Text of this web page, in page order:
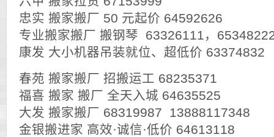
忠实 搬家搬厂 50 元起价 64592626
专业搬家搬厂 搬钢琴 63326111，
康发 大小机器吊装就位、超低价 63374832
春苑 搬家搬厂 招搬运工 68235371
福喜 搬家 搬厂 全天入城 64635525
大发 搬家搬厂 68319987 13888117348
金银搬进家 高效·诚信·低价 64613118